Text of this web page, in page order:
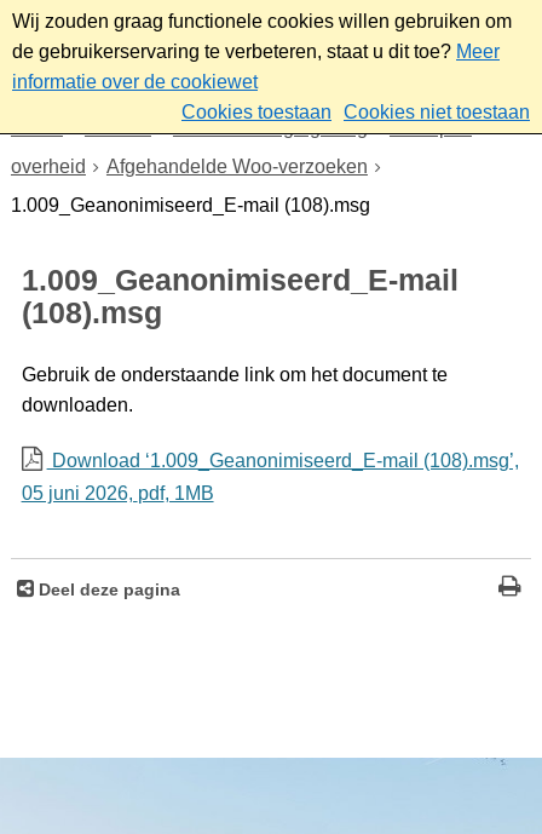
Wij zouden graag functionele cookies willen gebruiken om
de gebruikerservaring te verbeteren, staat u dit toe? Meer
informatie over de cookiewet
Cookies toestaan
Cookies niet toestaan
Beleid- en regelgeving
Wet open
overheid
Afgehandelde Woo-verzoeken
1.009_Geanonimiseerd_E-mail (108).msg
1.009_Geanonimiseerd_E-mail
(108).msg
Gebruik de onderstaande link om het document te
downloaden.
Download ‘1.009_Geanonimiseerd_E-mail (108).msg’,
05 juni 2026, pdf, 1MB
Deel deze pagina